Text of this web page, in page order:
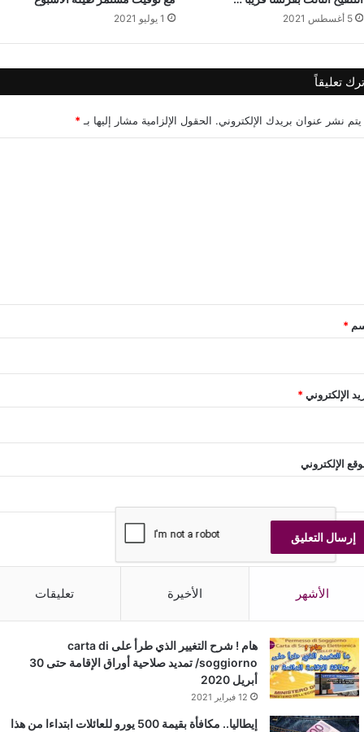
5 أغسطس 2021 1 يوليو 2021
تعليقاً
نشر عنوان بريدك الإلكتروني. الحقول الإلزامية مشار إليها بـ *
*
الإلكتروني*
الإلكتروني
الأشهر الأخيرة تعليقات
هام ! شرح التغيير الذي طرأ على carta di
soggiorno/ تمديد صلاحية أوراق الإقامة حتى 30
أبريل 2020
12 فبراير 2021
إيطاليا.. مكافأة بقيمة 500 يورو للعائلات ابتداءا من هذا